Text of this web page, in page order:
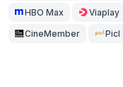
HBO Max Viaplay
CineMember Picl